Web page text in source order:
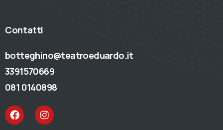
Contatti
botteghino@teatroeduardo.it
3391570669
081 0140898